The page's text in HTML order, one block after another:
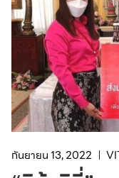
กันยายน 13, 2022